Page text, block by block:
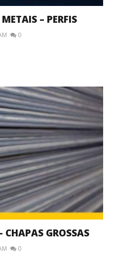
– PERFIS
0
CHAPAS GROSSAS
0